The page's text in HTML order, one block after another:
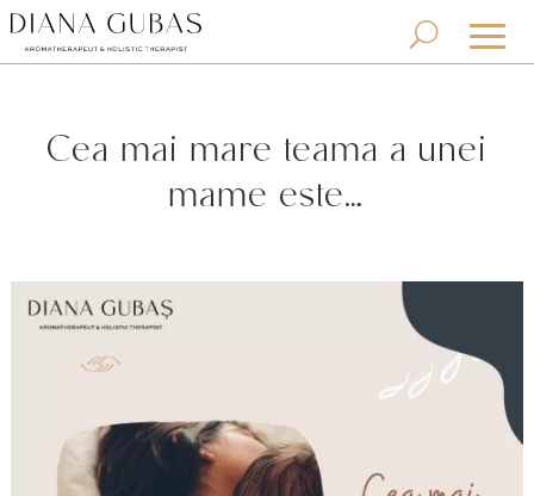
Cea mai mare teama a unei
mame este…